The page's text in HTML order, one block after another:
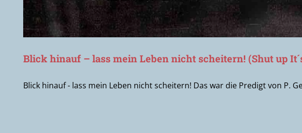
Blick hinauf – lass mein Leben nicht scheitern! (Shut up
Blick hinauf - lass mein Leben nicht scheitern! Das war die Predigt von P.